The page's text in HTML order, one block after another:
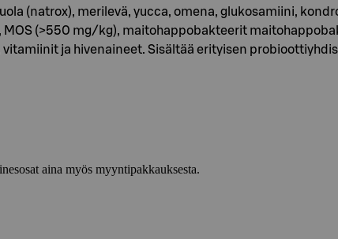
(natrox), merilevä, yucca, omena, glukosamiini,
(>550 mg/kg), maitohappobakteerit
vitamiinit ja hivenaineet. Sisältää erityisen
aina myös myyntipakkauksesta.